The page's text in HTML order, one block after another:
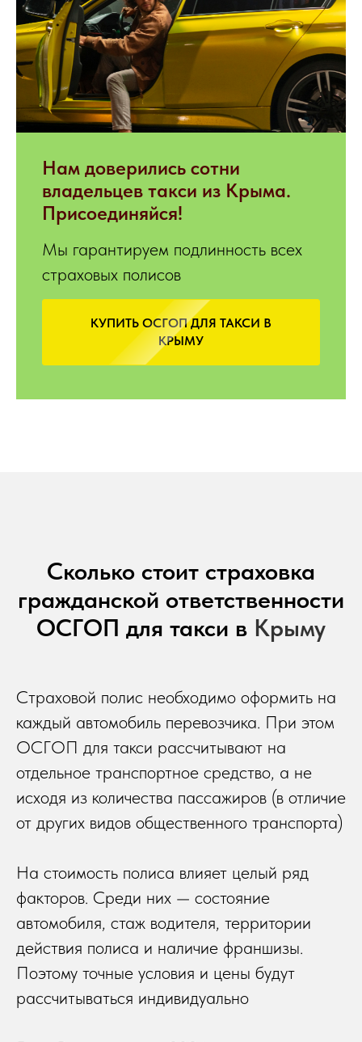
Нам доверились сотни
владельцев такси из Крыма.
Присоединяйся!
Мы гарантируем подлинность всех
страховых полисов
КУПИТЬ ОСГОП ДЛЯ ТАКСИ В
КРЫМУ
Сколько стоит страховка
гражданской ответственности
ОСГОП для такси в Крыму
Страховой полис необходимо оформить на
каждый автомобиль перевозчика. При этом
ОСГОП для такси рассчитывают на
отдельное транспортное средство, а не
исходя из количества пассажиров (в отличие
от других видов общественного транспорта)
На стоимость полиса влияет целый ряд
факторов. Среди них — состояние
автомобиля, стаж водителя, территории
действия полиса и наличие франшизы.
Поэтому точные условия и цены будут
рассчитываться индивидуально